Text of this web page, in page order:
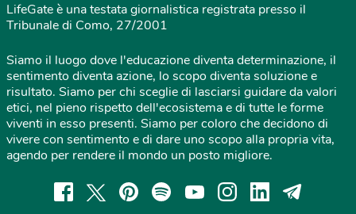
LifeGate è una testata giornalistica registrata presso il
Tribunale di Como, 27/2001
Siamo il luogo dove l'educazione diventa determinazione, il
sentimento diventa azione, lo scopo diventa soluzione e
risultato. Siamo per chi sceglie di lasciarsi guidare da valori
etici, nel pieno rispetto dell'ecosistema e di tutte le forme
viventi in esso presenti. Siamo per coloro che decidono di
vivere con sentimento e di dare uno scopo alla propria vita,
agendo per rendere il mondo un posto migliore.